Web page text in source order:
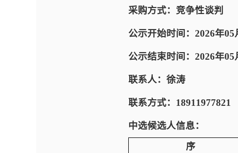
采购方式：竞争性谈判
公示开始时间：2026年05
公示结束时间：2026年05
联系人：徐涛
联系方式：18911977821
中选候选人信息：
序